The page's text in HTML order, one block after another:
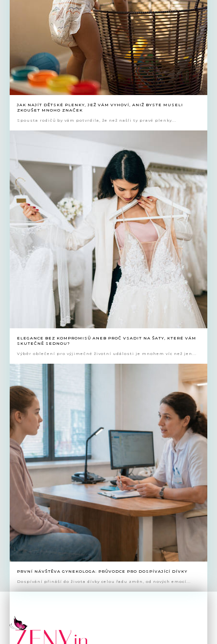
JAK NAJÍT DĚTSKÉ PLENKY, JEŽ VÁM VYHOVÍ, ANIŽ BYSTE MUSELI
ZKOUŠET MNOHO ZNAČEK
Spousta rodičů by vám potvrdila, že než našli ty pravé plenky...
ELEGANCE BEZ KOMPROMISŮ ANEB PROČ VSADIT NA ŠATY, KTERÉ VÁM
SKUTEČNĚ SEDNOU?
Výběr oblečení pro výjimečné životní události je mnohem víc než jen...
PRVNÍ NÁVŠTĚVA GYNEKOLOGA: PRŮVODCE PRO DOSPÍVAJÍCÍ DÍVKY
Dospívání přináší do života dívky celou řadu změn, od nových emocí...